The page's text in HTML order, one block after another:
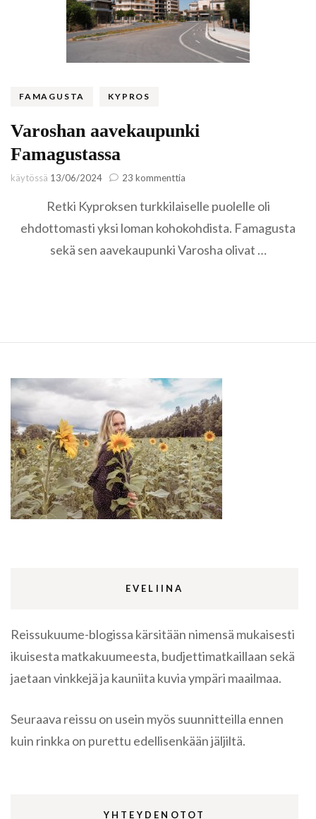
FAMAGUSTA KYPROS
Varoshan aavekaupunki
Famagustassa
käytössä 13/06/2024 23 kommenttia
aavekaupunki
Retki Kyproksen turkkilaiselle puolelle oli
ehdottomasti yksi loman kohokohdista. Famagusta
sekä sen aavekaupunki Varosha olivat …
EVELIINA
Reissukuume-blogissa kärsitään nimensä mukaisesti
ikuisesta matkakuumeesta, budjettimatkaillaan sekä
jaetaan vinkkejä ja kauniita kuvia ympäri maailmaa.
Seuraava reissu on usein myös suunnitteilla ennen
kuin rinkka on purettu edellisenkään jäljiltä.
YHTEYDENOTOT